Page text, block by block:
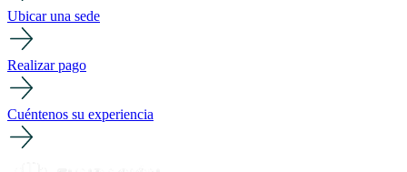
Ubicar una sede
Realizar pago
Cuéntenos su experiencia